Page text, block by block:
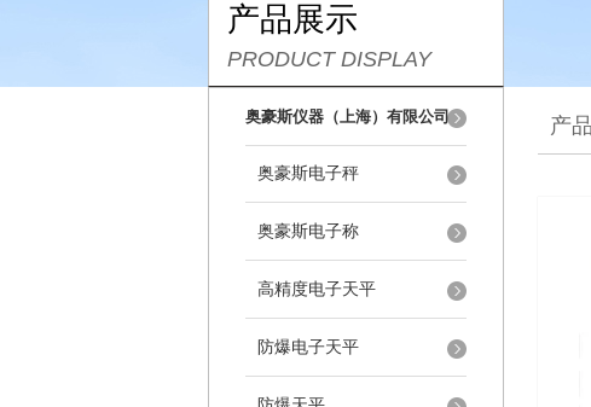
产品展示
PRODUCT DISPLAY
奥豪斯仪器（上海）有限公司
奥豪斯电子秤
奥豪斯电子称
高精度电子天平
防爆电子天平
产